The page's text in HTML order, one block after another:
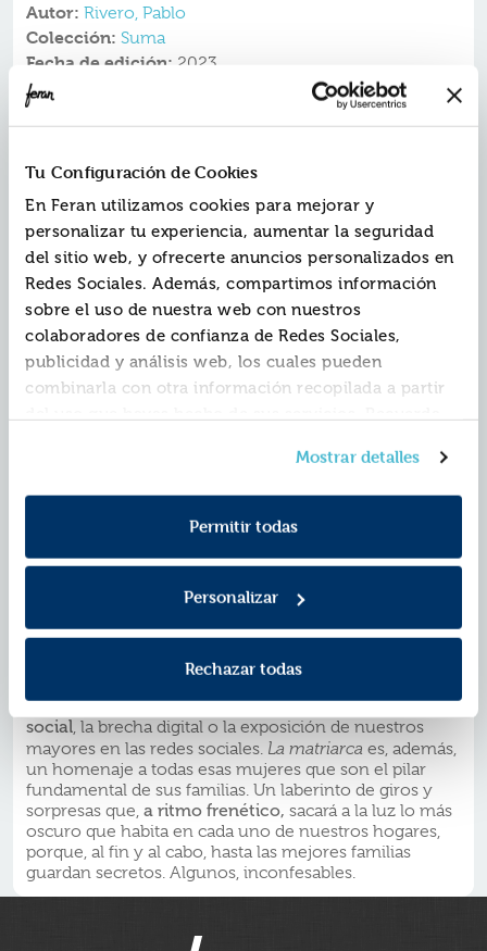
Tu Configuración de Cookies
En Feran utilizamos cookies para mejorar y
personalizar tu experiencia, aumentar la seguridad
del sitio web, y ofrecerte anuncios personalizados en
Redes Sociales. Además, compartimos información
sobre el uso de nuestra web con nuestros
colaboradores de confianza de Redes Sociales,
publicidad y análisis web, los cuales pueden
combinarla con otra información recopilada a partir
consentimiento en cualquier momento. Para más
información consulta laPolítica de Cookiesy la
Política de Privacidad.
Mostrar detalles
Permitir todas
Personalizar
Rechazar todas
Autor: Rivero, Pablo
Colección: Suma
Fecha de edición: 2023
No intentes engañarla porque su intuición nunca
«Adictivo, turbio e implacablemente necesario. Pablo
silencioso que habita nuestra realidad».
Ángela Banzas
No hay nada más terrorífico que una comunidad de
vecinos.
A sus casi ochenta años, Felicidad es una mujer
independiente y resolutiva que lleva las riendas de su
familia y que gestiona los alquileres del bloque de
pisos del que es propietaria. Su rutina se interrumpe
cuando Candela Rodríguez, teniente de la Guardia
Civil, le informa de que una de sus inquilinas, de
avanzada edad, se ha precipitado al patio interior del
Comienza así una investigación para esclarecer si se
hallazgo de un truculento vídeo que podría conectar
esta muerte con otros ataques a ancianas de la zona y
Feli, la matriarca, y al resto de los vecinos, en una
Después del éxito de sus anteriores novelas, Pablo
Rivero vuelve a meter el dedo en la llaga para construir
un thriller inquietante y descarnado que pone de
invita al debate sobre temas como la exclusión
social, la brecha digital o la exposición de nuestros
mayores en las redes sociales. La matriarca es, además,
un homenaje a todas esas mujeres que son el pilar
fundamental de sus familias. Un laberinto de giros y
sorpresas que, a ritmo frenético, sacará a la luz lo más
oscuro que habita en cada uno de nuestros hogares,
porque, al fin y al cabo, hasta las mejores familias
guardan secretos. Algunos, inconfesables.